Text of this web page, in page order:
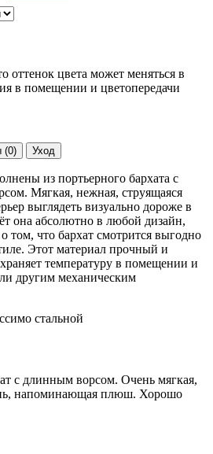
оттенок цвета может меняться в
в помещении и цветопередачи
(0) Уход
из портьерного бархата с
Мягкая, нежная, струящаяся
выглядеть визуально дороже в
она абсолютно в любой дизайн,
том, что бархат смотрится выгодно
Этот материал прочный и
температуру в помещении и
другим механическим
стальной
с длинным ворсом. Очень мягкая,
напоминающая плюш. Хорошо